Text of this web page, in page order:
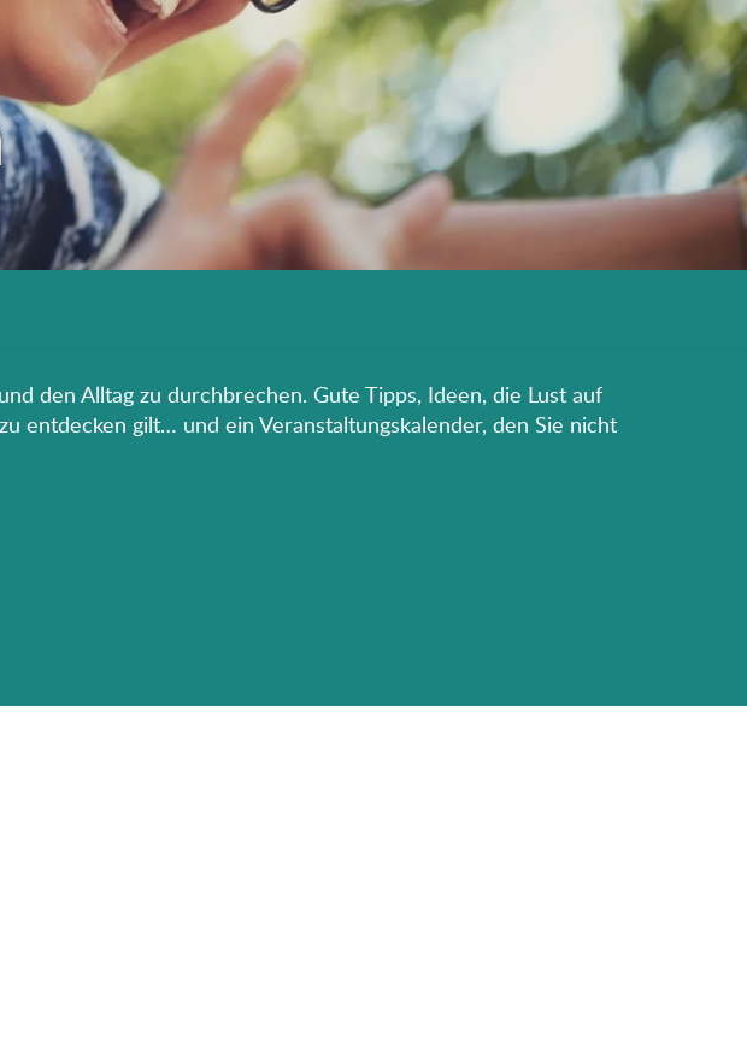
den Alltag zu durchbrechen. Gute Tipps, Ideen, die Lust auf
entdecken gilt… und ein Veranstaltungskalender, den Sie nicht